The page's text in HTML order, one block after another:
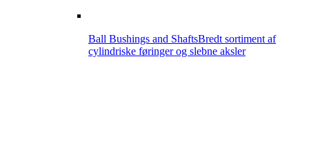
Ball Bushings and ShaftsBredt sortiment af
cylindriske føringer og slebne aksler